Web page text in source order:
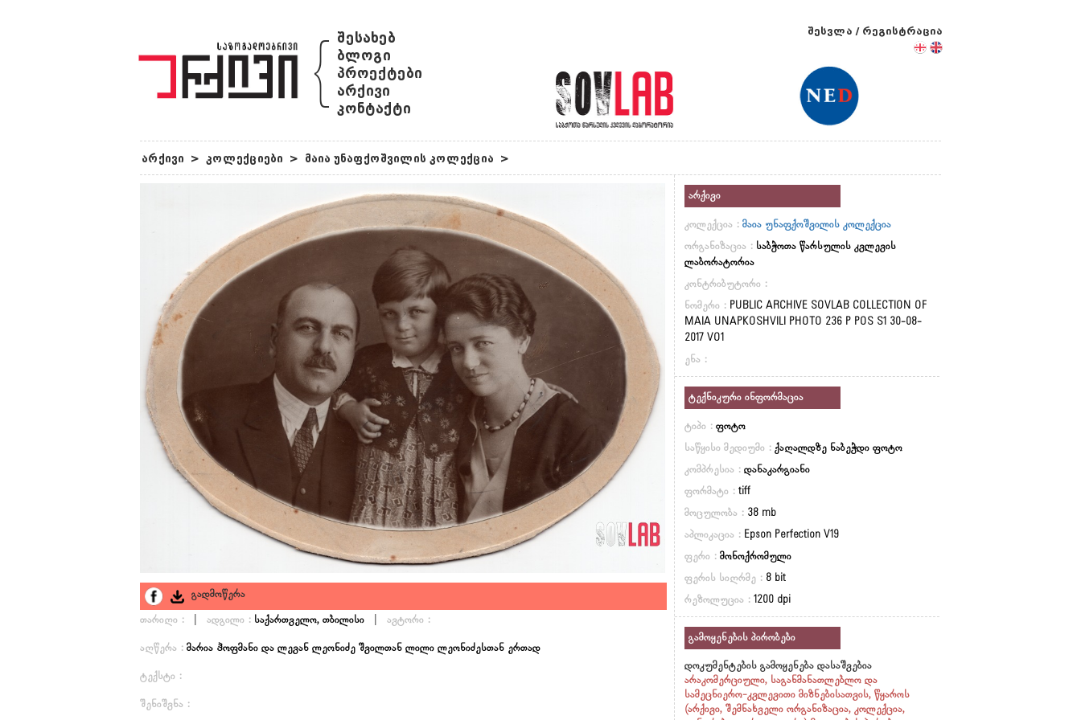
{ შესახებ
ბლოგი
პროექტები
არქივი
კონტაქტი
შესვლა / რეგისტრაცია
არქივი > კოლექციები > მაია უნაფქოშვილის კოლექცია >
გადმოწერა
თარიღი : | ადგილი : საქართველო, თბილისი | ავტორი :
აღწერა : მარია ჰოფმანი და ლევან ლეონიძე შვილთან ლილი ლეონიძესთან ერთად
ტექსტი :
შენიშვნა :
არქივი
კოლექცია : მაია უნაფქოშვილის კოლექცია
ორგანიზაცია : საბჭოთა წარსულის კვლევის
ლაბორატორია
კონტრიბუტორი :
ნომერი : PUBLIC ARCHIVE SOVLAB COLLECTION OF
MAIA UNAPKOSHVILI PHOTO 236 P POS S1 30-08-
2017 VO1
ენა :
ტექნიკური ინფორმაცია
ტიპი : ფოტო
საწყისი მედიუმი : ქაღალდზე ნაბეჭდი ფოტო
კომპრესია : დანაკარგიანი
ფორმატი : tiff
მოცულობა : 38 mb
აპლიკაცია : Epson Perfection V19
ფერი : მონოქრომული
ფერის სიღრმე : 8 bit
რეზოლუცია : 1200 dpi
გამოყენების პირობები
დოკუმენტების გამოყენება დასაშვებია
არაკომერციული, საგანმანათლებლო და
სამეცნიერო-კვლევითი მიზნებისათვის, წყაროს
(არქივი, შემნახველი ორგანიზაცია, კოლექცია,